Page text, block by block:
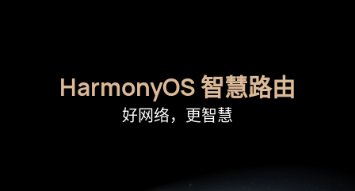
HarmonyOS 智慧路由
好网络，更智慧